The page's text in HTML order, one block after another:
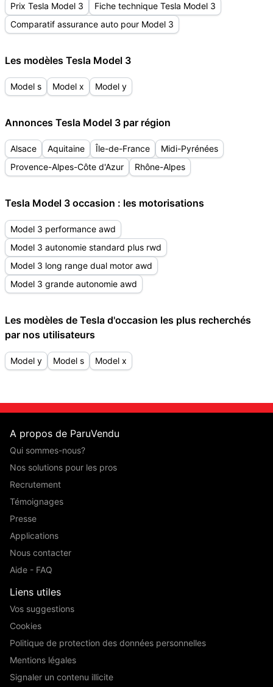
Prix Tesla Model 3
Fiche technique Tesla Model 3
Comparatif assurance auto pour Model 3
Les modèles Tesla Model 3
Model s Model x Model y
Annonces Tesla Model 3 par région
Alsace Aquitaine Île-de-France
Midi-Pyrénées
Provence-Alpes-Côte d'Azur
Rhône-Alpes
Tesla Model 3 occasion : les motorisations
Model 3 performance awd
Model 3 autonomie standard plus rwd
Model 3 long range dual motor awd
Model 3 grande autonomie awd
Les modèles de Tesla d'occasion les plus recherchés
par nos utilisateurs
Model y Model s Model x
A propos de ParuVendu
Qui sommes-nous?
Nos solutions pour les pros
Recrutement
Témoignages
Presse
Applications
Nous contacter
Aide - FAQ
Liens utiles
Vos suggestions
Cookies
Politique de protection des données personnelles
Mentions légales
Signaler un contenu illicite